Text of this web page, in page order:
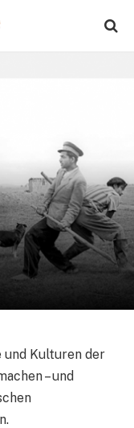
und Kulturen der
– und